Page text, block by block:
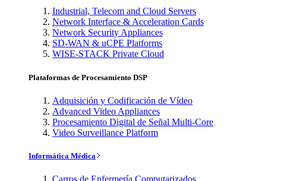
Industrial, Telecom and Cloud Servers
Network Interface & Acceleration Cards
Network Security Appliances
SD-WAN & uCPE Platforms
WISE-STACK Private Cloud
Plataformas de Procesamiento DSP
Adquisición y Codificación de Vídeo
Advanced Video Appliances
Procesamiento Digital de Señal Multi-Core
Video Surveillance Platform
Informática Médica
Carros de Enfermería Computarizados